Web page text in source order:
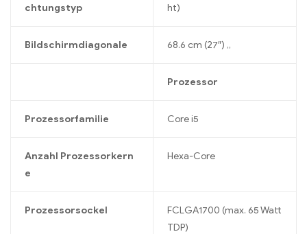
chtungstyp
ht)
Bildschirmdiagonale 68.6 cm (27″) „
Prozessor
Prozessorfamilie Core i5
Anzahl Prozessorkern
e
Hexa-Core
Prozessorsockel
FCLGA1700 (max. 65 Watt
TDP)